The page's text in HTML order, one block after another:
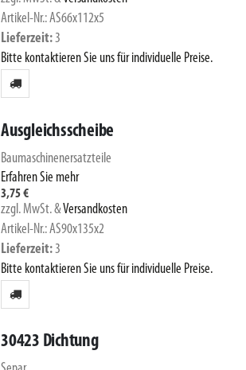
Artikel-Nr.: AS66x112x5
Lieferzeit 3
Bitte kontaktieren Sie uns für individuelle Preise.
Ausgleichsscheibe
Baumaschinenersatzteile
Erfahren Sie mehr
3,75 €
zzgl. MwSt.&Versandkosten
Artikel-Nr.: AS90x135x2
Lieferzeit 3
Bitte kontaktieren Sie uns für individuelle Preise.
30423 Dichtung